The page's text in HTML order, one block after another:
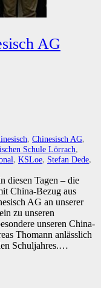
AG
, Chinesisch AG,
Schule Lörrach,
, KSLoe, Stefan Dede,
diesen Tagen – die
China-Bezug aus
AG an unserer
zu unseren
unseren China-
Thomann anlässlich
Schuljahres.…